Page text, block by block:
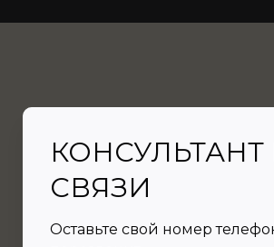
КОНСУЛЬТАНТ
СВЯЗИ
Оставьте свой номер